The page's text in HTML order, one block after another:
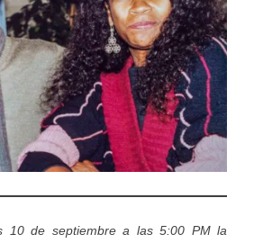
10 de septiembre a las 5:00 PM la